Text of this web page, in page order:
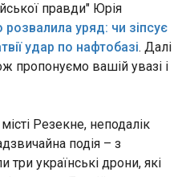
спроб
області з
натиск слабшає. Про
об'єднаних
в четвер, 14
до міста через
це не дає того ефекту, на
"Вони
з півночі, тиснути
атак РФ обіцяє
Україні засобів ППО
правди" Юрія
уряд: чи зіпсує
удар по нафтобазі. Далі
пропонуємо вашій увазі і
Резекне, неподалік
подія – з
три українські дрони, які